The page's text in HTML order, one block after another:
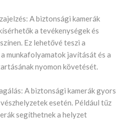
A biztonsági kamerák
a tevékenységek és
Ez lehetővé teszi a
munkafolyamatok javítását és a
nyomon követését.
A biztonsági kamerák gyors
esetén. Például tűz
segíthetnek a helyzet